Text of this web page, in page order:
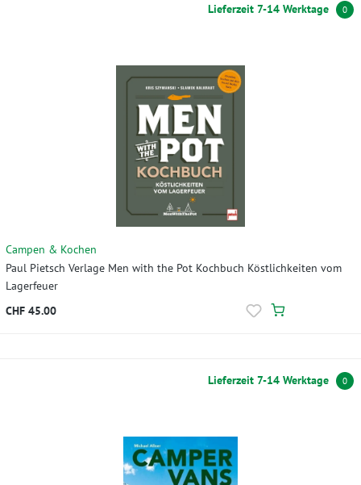
Lieferzeit 7-14 Werktage 0
Campen & Kochen
Paul Pietsch Verlage Men with the Pot Kochbuch Köstlichkeiten vom
Lagerfeuer
CHF 45.00
Lieferzeit 7-14 Werktage 0